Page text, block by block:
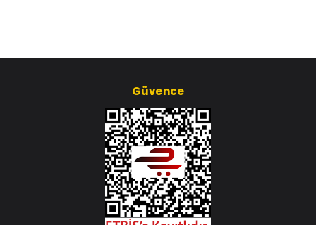
Güvence